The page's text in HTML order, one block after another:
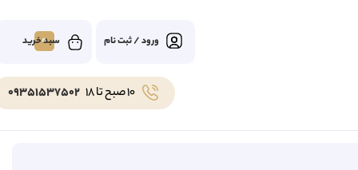
ورود / ثبت نام 0
10 صبح تا 18 09351537502